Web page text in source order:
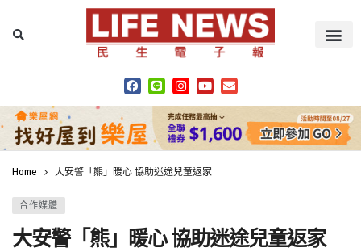
Home 大安警「熊」暖心 協助迷途兒童返家
合作媒體
大安警「熊」暖心 協助迷途兒童返家